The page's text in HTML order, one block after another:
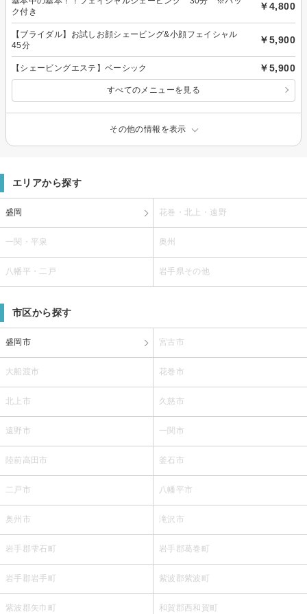
ク付き
￥4,800
【ブライダル】お試しお顔シェービング&小顔フェイシャル
45分
￥5,900
【シェービングエステ】ベーシック ￥5,900
すべてのメニューを見る
その他の情報を表示
エリアから探す
盛岡 花巻・北上・遠野
一関・平泉 奥州
八幡平・二戸 岩手県その他
市区から探す
盛岡市 宮古市
大船渡市 花巻市
北上市 久慈市
遠野市 一関市
陸前高田市 釜石市
二戸市 八幡平市
奥州市 滝沢市
岩手郡雫石町 岩手郡葛巻町
岩手郡岩手町 紫波郡紫波町
紫波郡矢巾町 和賀郡西和賀町